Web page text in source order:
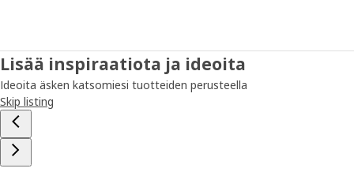
Lisää inspiraatiota ja ideoita
Ideoita äsken katsomiesi tuotteiden perusteella
Skip listing